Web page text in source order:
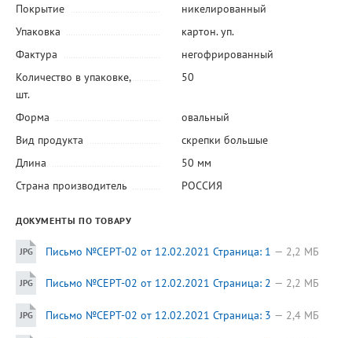
Покрытие
никелированный
Упаковка
картон. уп.
Фактура
негофрированный
Количество в упаковке,
шт.
50
Форма
овальный
Вид продукта
скрепки большые
Длина
50 мм
Страна производитель
РОССИЯ
ДОКУМЕНТЫ ПО ТОВАРУ
Письмо №СЕРТ-02 от 12.02.2021 Страница: 1 2,2 МБ
Письмо №СЕРТ-02 от 12.02.2021 Страница: 2 2,2 МБ
Письмо №СЕРТ-02 от 12.02.2021 Страница: 3 2,4 МБ